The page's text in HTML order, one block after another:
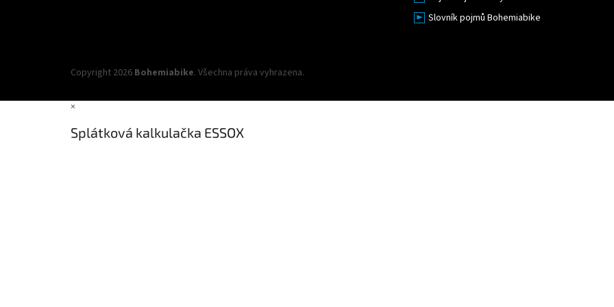
Slovník pojmů Bohemiabike
Copyright 2026 Bohemiabike. Všechna práva vyhrazena.
×
Splátková kalkulačka ESSOX